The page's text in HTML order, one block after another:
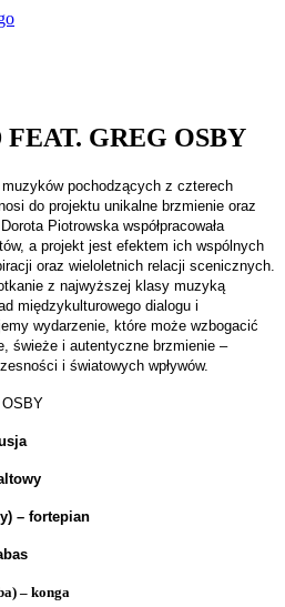
GREG OSBY
pochodzących z czterech
do projektu unikalne brzmienie oraz
Piotrowska współpracowała
a projekt jest efektem ich wspólnych
oraz wieloletnich relacji scenicznych.
z najwyższej klasy muzyką
międzykulturowego dialogu i
wydarzenie, które może wzbogacić
świeże i autentyczne brzmienie –
i światowych wpływów.
OSBY
– fortepian
– konga